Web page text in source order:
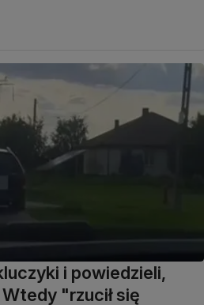
i powiedzieli,
"rzucił się